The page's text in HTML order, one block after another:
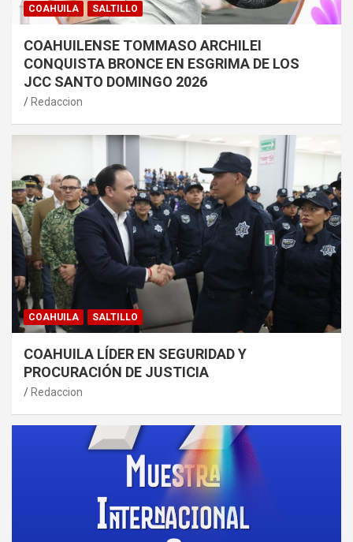
COAHUILA SALTILLO
COAHUILENSE TOMMASO ARCHILEI
CONQUISTA BRONCE EN ESGRIMA DE LOS
JCC SANTO DOMINGO 2026
Redaccion
COAHUILA SALTILLO
COAHUILA LÍDER EN SEGURIDAD Y
PROCURACIÓN DE JUSTICIA
Redaccion